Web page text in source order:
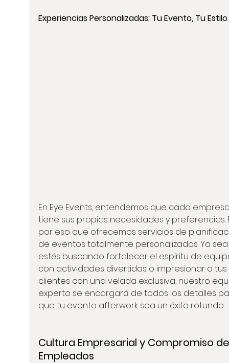
Experiencias Personalizadas: Tu Evento, Tu Estilo
En Eye Events, entendemos que cada
tiene sus propias necesidades y preferencias.
por eso que ofrecemos servicios de
de eventos totalmente personalizados. Ya
estés buscando fortalecer el espíritu de
con actividades divertidas o impresionar a tus
clientes con una velada exclusiva, nuestro
experto se encargará de todos los detalles
que tu evento afterwork sea un éxito rotundo.
Cultura Empresarial y Compromiso
Empleados